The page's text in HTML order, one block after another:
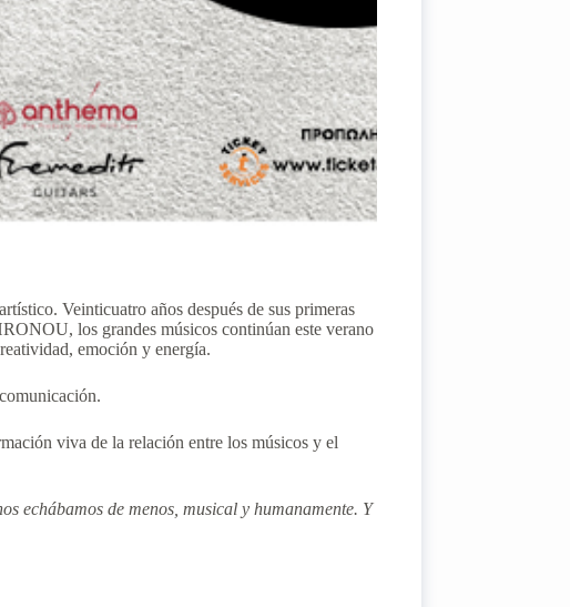
Veinticuatro años después de sus primeras
los grandes músicos continúan este verano
emoción y energía.
viva de la relación entre los músicos y el
echábamos de menos, musical y humanamente. Y